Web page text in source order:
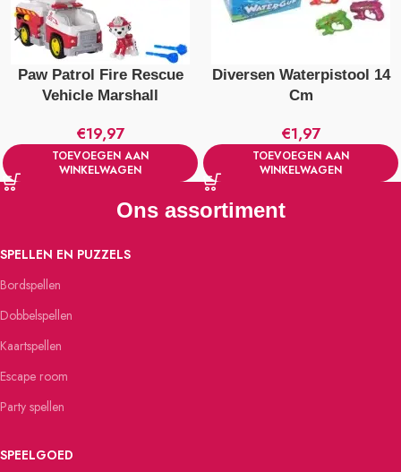
Paw Patrol Fire Rescue
Vehicle Marshall
€19,97
TOEVOEGEN AAN
WINKELWAGEN
Diversen Waterpistool 14
Cm
€1,97
TOEVOEGEN AAN
WINKELWAGEN
Ons assortiment
SPELLEN EN PUZZELS
Bordspellen
Dobbelspellen
Kaartspellen
Escape room
Party spellen
SPEELGOED